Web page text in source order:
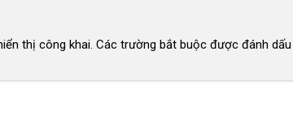
thị công khai. Các trường bắt buộc được đánh dấu